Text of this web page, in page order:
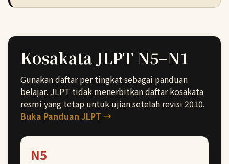
Kosakata JLPT N5–N1
Gunakan daftar per tingkat sebagai panduan
belajar. JLPT tidak menerbitkan daftar kosakata
resmi yang tetap untuk ujian setelah revisi 2010.
Buka Panduan JLPT →
N5